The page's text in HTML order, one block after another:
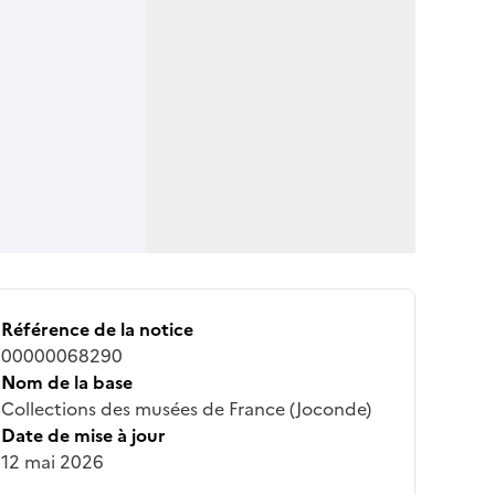
Référence de la notice
00000068290
Nom de la base
Collections des musées de France (Joconde)
Date de mise à jour
12 mai 2026